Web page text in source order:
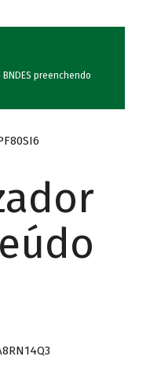
preenchendo